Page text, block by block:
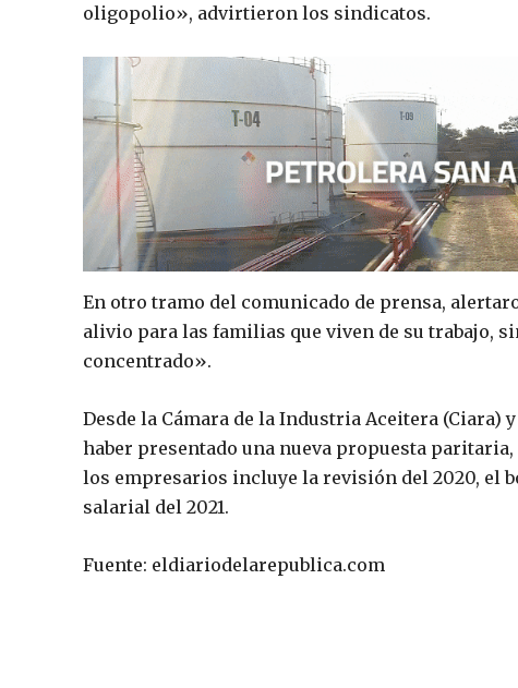
oligopolio», advirtieron los sindicatos.
En otro tramo del comunicado de prensa,
alivio para las familias que viven de su trabajo,
concentrado».
Desde la Cámara de la Industria Aceitera (Ciara)
haber presentado una nueva propuesta
los empresarios incluye la revisión del 2020, el
salarial del 2021.
Fuente: eldiariodelarepublica.com